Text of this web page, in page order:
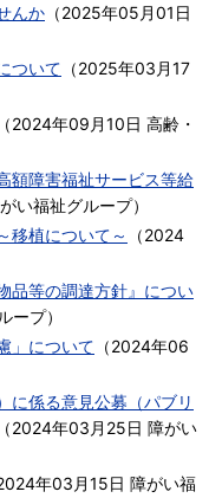
んか （2025年05月01日
ついて （2025年03月17
（2024年09月10日 高齢・
額障害福祉サービス等給
い福祉グループ）
移植について～
（2024
品等の調達方針』につい
ープ）
」について （2024年06
に係る意見公募（パブリ
（2024年03月25日 障がい
年03月15日 障がい福